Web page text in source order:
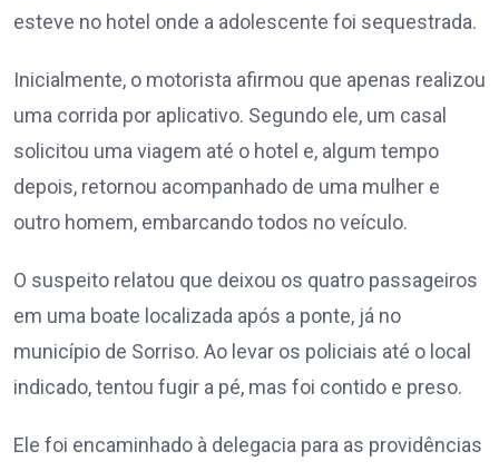
esteve no hotel onde a adolescente foi sequestrada.
Inicialmente, o motorista afirmou que apenas realizou
uma corrida por aplicativo. Segundo ele, um casal
solicitou uma viagem até o hotel e, algum tempo
depois, retornou acompanhado de uma mulher e
outro homem, embarcando todos no veículo.
O suspeito relatou que deixou os quatro passageiros
em uma boate localizada após a ponte, já no
município de Sorriso. Ao levar os policiais até o local
indicado, tentou fugir a pé, mas foi contido e preso.
Ele foi encaminhado à delegacia para as providências